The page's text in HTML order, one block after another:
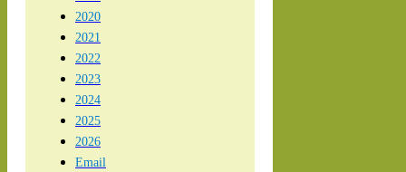
2020
2021
2022
2023
2024
2025
2026
Email